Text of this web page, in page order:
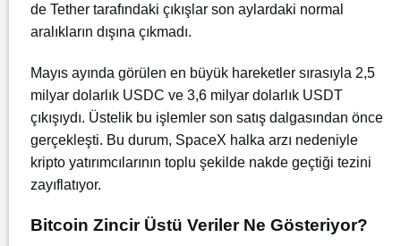
de Tether tarafındaki çıkışlar son aylardaki normal
aralıkların dışına çıkmadı.
Mayıs ayında görülen en büyük hareketler sırasıyla 2,5
milyar dolarlık USDC ve 3,6 milyar dolarlık USDT
çıkışıydı. Üstelik bu işlemler son satış dalgasından önce
gerçekleşti. Bu durum, SpaceX halka arzı nedeniyle
kripto yatırımcılarının toplu şekilde nakde geçtiği tezini
zayıflatıyor.
Bitcoin Zincir Üstü Veriler Ne Gösteriyor?